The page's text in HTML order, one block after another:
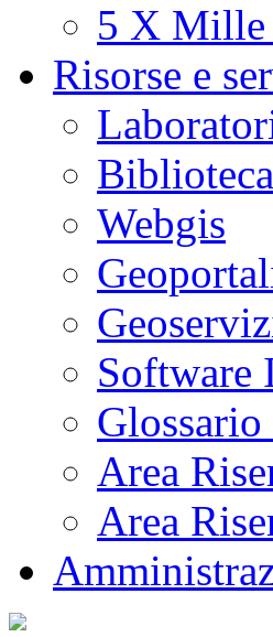
5 X Mille
Risorse e
Biblioteca
Webgis
Software
Area
Area